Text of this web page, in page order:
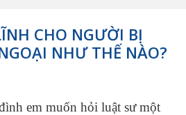
CHO NGƯỜI BỊ
NHƯ THẾ NÀO?
em muốn hỏi luật sư một